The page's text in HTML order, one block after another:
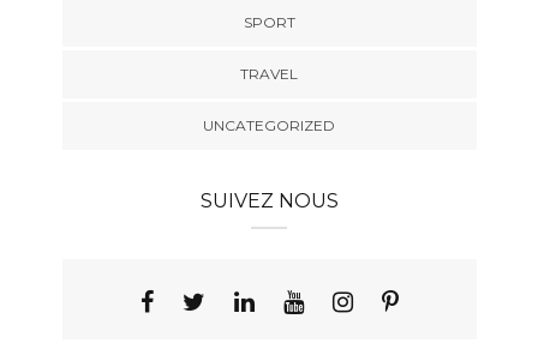
SPORT
TRAVEL
UNCATEGORIZED
SUIVEZ NOUS